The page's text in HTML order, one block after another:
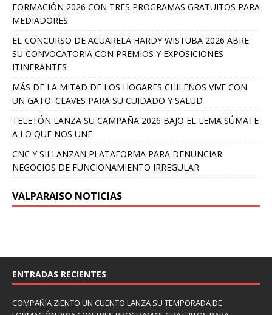
FORMACIÓN 2026 CON TRES PROGRAMAS GRATUITOS PARA
MEDIADORES
EL CONCURSO DE ACUARELA HARDY WISTUBA 2026 ABRE
SU CONVOCATORIA CON PREMIOS Y EXPOSICIONES
ITINERANTES
MÁS DE LA MITAD DE LOS HOGARES CHILENOS VIVE CON
UN GATO: CLAVES PARA SU CUIDADO Y SALUD
TELETÓN LANZA SU CAMPAÑA 2026 BAJO EL LEMA SÚMATE
A LO QUE NOS UNE
CNC Y SII LANZAN PLATAFORMA PARA DENUNCIAR
NEGOCIOS DE FUNCIONAMIENTO IRREGULAR
VALPARAISO NOTICIAS
ENTRADAS RECIENTES
COMPAÑÍA ZIENTO UN CUENTO LANZA SU TEMPORADA DE